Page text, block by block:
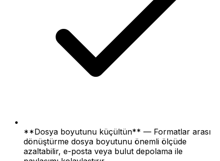
**Dosya boyutunu küçültün** — Formatlar arası
dönüştürme dosya boyutunu önemli ölçüde
azaltabilir, e-posta veya bulut depolama ile